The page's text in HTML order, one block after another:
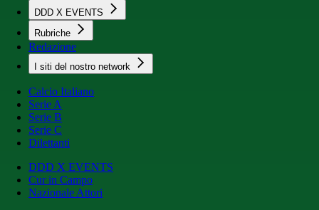
DDD X EVENTS
Rubriche
Redazione
I siti del nostro network
Calcio Italiano
Serie A
Serie B
Serie C
Dilettanti
DDD X EVENTS
Cur in Campo
Nazionale Attori